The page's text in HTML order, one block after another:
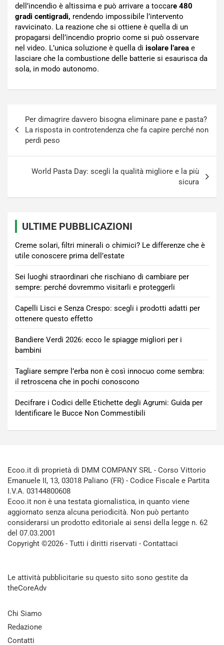
dell’incendio è altissima e può arrivare a toccare 480
gradi centigradi, rendendo impossibile l’intervento
ravvicinato. La reazione che si ottiene è quella di un
propagarsi dell’incendio proprio come si può osservare
nel video. L’unica soluzione è quella di isolare l’area e
lasciare che la combustione delle batterie si esaurisca da
sola, in modo autonomo.
articoli
Per dimagrire davvero bisogna eliminare pane e pasta?
La risposta in controtendenza che fa capire perché non
perdi peso
World Pasta Day: scegli la qualità migliore e la più
sicura
ULTIME PUBBLICAZIONI
Creme solari, filtri minerali o chimici? Le differenze che è
utile conoscere prima dell’estate
Sei luoghi straordinari che rischiano di cambiare per
sempre: perché dovremmo visitarli e proteggerli
Capelli Lisci e Senza Crespo: scegli i prodotti adatti per
ottenere questo effetto
Bandiere Verdi 2026: ecco le spiagge migliori per i
bambini
Tagliare sempre l’erba non è così innocuo come sembra:
il retroscena che in pochi conoscono
Decifrare i Codici delle Etichette degli Agrumi: Guida per
Identificare le Bucce Non Commestibili
Ecoo.it di proprietà di DMM COMPANY SRL - Corso Vittorio
Emanuele II, 13, 03018 Paliano (FR) - Codice Fiscale e Partita
I.V.A. 03144800608
Ecoo.it non è una testata giornalistica, in quanto viene
aggiornato senza alcuna periodicità. Non può pertanto
considerarsi un prodotto editoriale ai sensi della legge n. 62
del 07.03.2001
Copyright ©2026 - Tutti i diritti riservati - Contattaci
Le attività pubblicitarie su questo sito sono gestite da
theCoreAdv
Chi Siamo
Redazione
Contatti